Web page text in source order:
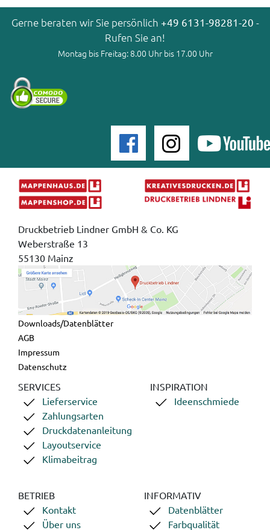
Gerne beraten wir Sie persönlich +49 6131-98281-20 -
Rufen Sie an!
Montag bis Freitag: 8.00 Uhr bis 17.00 Uhr
Druckbetrieb Lindner GmbH & Co. KG
Weberstraße 13
55130 Mainz
Downloads/Datenblätter
AGB
Impressum
Datenschutz
SERVICES
Lieferservice
Zahlungsarten
Druckdatenanleitung
Layoutservice
Klimabeitrag
INSPIRATION
Ideenschmiede
BETRIEB
Kontakt
Über uns
INFORMATIV
Datenblätter
Farbqualität